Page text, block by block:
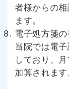
者様からの
ます。
電子処方箋
当院では電
しており、
加算されます